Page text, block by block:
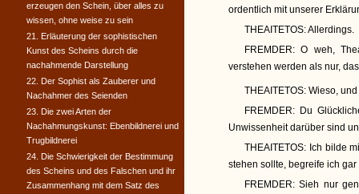
ordentlich mit unserer
THEAITETOS:Allerdings.
FREMDER: O weh,
verstehen werden als nur,
THEAITETOS: Wieso,
FREMDER: Du
Unwissenheit darüber sind
THEAITETOS: Ich bilde
stehen sollte, begreife ich gar
FREMDER: Sieh nur
erzeugen den Schein, über alles zu
wissen, ohne weise zu sein
21. Erläuterung der sophistischen
Kunst des Scheins durch die
nachahmende Darstellung
22. Der Sophist als Zauberer und
Nachahmer des Seienden
23. Die zwei Arten der
Nachahmungskunst: Ebenbildnerei und
Trugbildnerei
24. Die Schwierigkeit der Bestimmung
des Scheins und des Falschen und ihr
Zusammenhang mit dem Satz des